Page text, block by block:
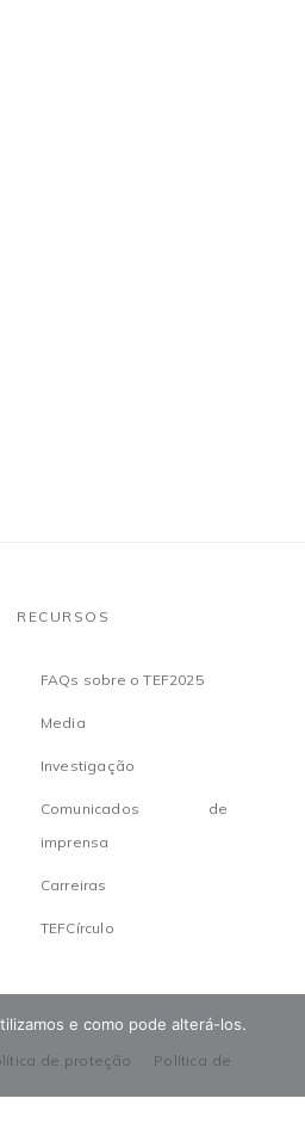
RECURSOS
FAQs sobre o TEF2025
Media
Investigação
Comunicados de
imprensa
Carreiras
TEFCírculo
de proteção
Política de
e como pode alterá-los.